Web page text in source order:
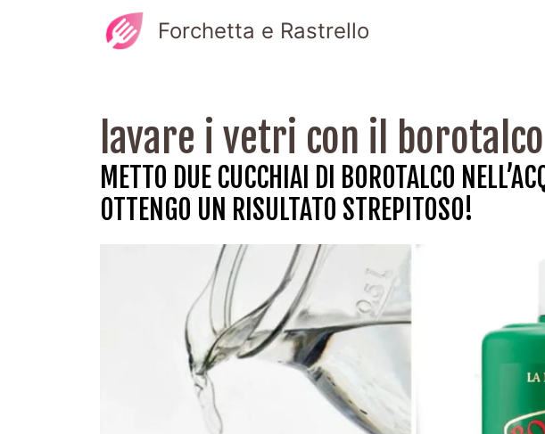
Forchetta e Rastrello
lavare i vetri con il borotalco
METTO DUE CUCCHIAI DI BOROTALCO
OTTENGO UN RISULTATO STREPITOSO!